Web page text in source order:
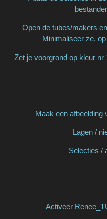
Open de tubes/makers
Minimaliseer ze,
Zet je voorgrond op kleur
Maak een afbeelding
Lagen /
Selecties /
Activeer